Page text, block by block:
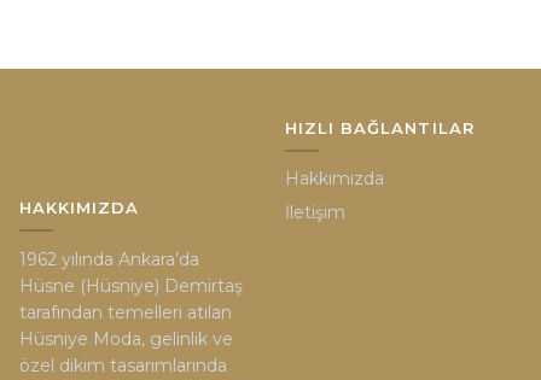
HAKKIMIZDA
1962 yılında Ankara’da
Hüsne (Hüsniye) Demirtaş
tarafından temelleri atılan
Hüsniye Moda, gelinlik ve
özel dikim tasarımlarında
HIZLI BAĞLANTILAR
Hakkımızda
İletişim